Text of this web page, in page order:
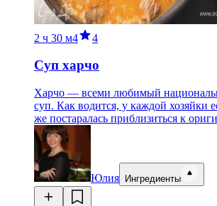
2 ч 30 м4 4
Суп харчо
Харчо — всеми любимый
суп. Как водится, у каждой хозяйки
же постаралась приблизиться к
Юлия Ингредиенты